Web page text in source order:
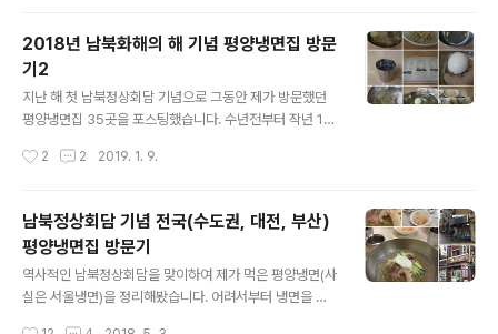
집"입니다. 그것도 "위스키집". 주인장의 얼굴이 각(角)지
게 생겨서 이름도 "각"입니다. 하지만 사람들은 주로 각바
(각bar)라고 부르죠. 6년 전에 심야식당 같은 식당을 하고
싶다던 주인장이, 식당이 아니라 술집을, 그것도 위스키집
을 한다고 했을 때, 그 전까지 위스키를 마셔본 경험이라고
의 단골이 되리라고는 생각해보지 못했습니다. 하지만 제
2018년 남북화해의 해 기념 평양냉면집 방문
기2
지난 해 첫 남북정상회담 기념으로 그동안 제가 방문했던
평양냉면집 35곳을 포스팅했습니다. 수년전부터 작년 1차
리해봤더니 35곳이더라구요. (못보신 분들은 아래 링크 클
집 방문기 위 포스팅을 올린 이후로 2018년 연말까지 다
녔던 평양냉면집을 다시 정리해봤더니 18곳이 더 있네요.
물론 앞의 냉면집과 중복되지 않는 집만 골라서 그렇습니
다. 중복된 곳까지 생각해보면, 냉면을 참 많이 먹었네요.
함흥냉면이나 메밀 막국수를 다 뺐는데도 말입니다. 2018
2 2 2019. 1. 9.
남북정상회담 기념 전국(수도권, 대전, 부산)
평양냉면집 방문기
역사적인 남북정상회담을 맞이하여 제가 먹은 평양냉면(사
실은 서울냉면)을 정리해봤습니다. 어려서부터 냉면을 좋